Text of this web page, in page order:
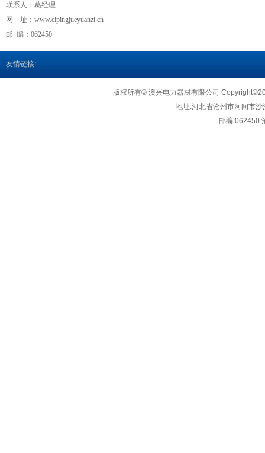
联系人：葛经理
网 址： www.cipingjueyuanzi.cn
邮 编：062450
友情链接:
版权所有© 澳兴电力器材有限公司
地址:河北省沧州市河间市
邮编:062450